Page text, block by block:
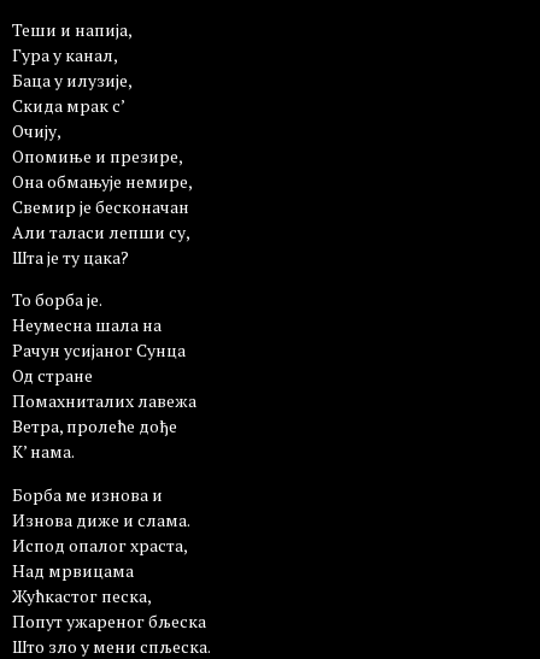
Теши и напија,
Гура у канал,
Баца у илузије,
Скида мрак с’
Очију,
Опомиње и презире,
Она обмањује немире,
Свемир је бесконачан
Али таласи лепши су,
Шта је ту цака?
То борба је.
Неумесна шала на
Рачун усијаног Сунца
Од стране
Помахниталих лавежа
Ветра, пролеће дође
К’ нама.
Борба ме изнова и
Изнова диже и слама.
Испод опалог храста,
Над мрвицама
Жућкастог песка,
Попут ужареног бљеска
Што зло у мени спљеска.